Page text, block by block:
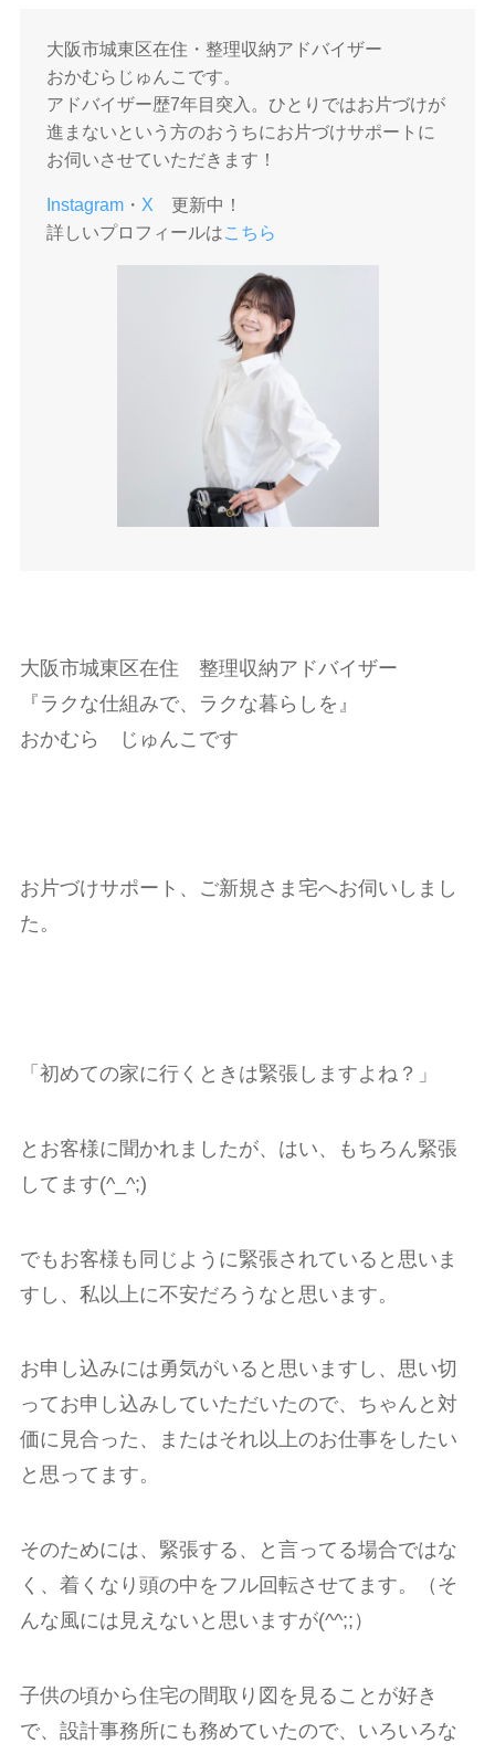
大阪市城東区在住・整理収納アドバイザー
おかむらじゅんこです。
アドバイザー歴7年目突入。ひとりではお片づけが
進まないという方のおうちにお片づけサポートに
お伺いさせていただきます！
Instagram ・ X 更新中！
詳しいプロフィールはこちら
大阪市城東区在住 整理収納アドバイザー
『ラクな仕組みで、ラクな暮らしを』
おかむら じゅんこです
お片づけサポート、ご新規さま宅へお伺いしまし
た。
「初めての家に行くときは緊張しますよね？」
とお客様に聞かれましたが、はい、もちろん緊張
してます(^_^;)
でもお客様も同じように緊張されていると思いま
すし、私以上に不安だろうなと思います。
お申し込みには勇気がいると思いますし、思い切
ってお申し込みしていただいたので、ちゃんと対
価に見合った、またはそれ以上のお仕事をしたい
と思ってます。
そのためには、緊張する、と言ってる場合ではな
く、着くなり頭の中をフル回転させてます。（そ
んな風には見えないと思いますが(^^;;）
子供の頃から住宅の間取り図を見ることが好き
で、設計事務所にも務めていたので、いろいろな